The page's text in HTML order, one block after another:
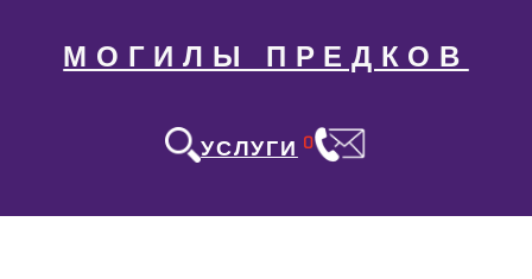
МОГИЛЫ ПРЕДКОВ
УСЛУГИ 0